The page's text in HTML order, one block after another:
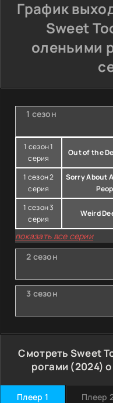
График
Sweet
оленьими
1 сезон
1 сезон 1
серия
Out of the
1 сезон 2
серия
Sorry About
1 сезон 3
серия
Weird
показать все серии
2 сезон
3 сезон
Смотреть Sweet
рогами (2024)
Плеер 1 Плеер